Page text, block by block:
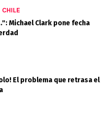
Michael Clark pone fecha
El problema que retrasa el